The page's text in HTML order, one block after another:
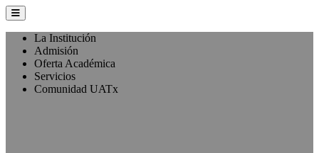
La Institución
Admisión
Oferta Académica
Servicios
Comunidad UATx